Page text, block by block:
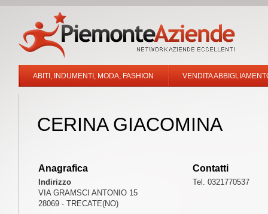
ABITI, INDUMENTI, MODA, FASHION VENDITA
CERINA GIACOMINA
Anagrafica
Indirizzo
VIA GRAMSCI ANTONIO 15
28069 - TRECATE(NO)
Contatti
Tel. 0321770537